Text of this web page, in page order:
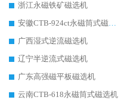
浙江永磁铁矿磁选机
安徽CTB-924ct永磁筒式磁选机
广西湿式逆流磁选机
辽宁半逆流式磁选机
广东高强磁平板磁选机
云南CTB-618永磁筒式磁选机